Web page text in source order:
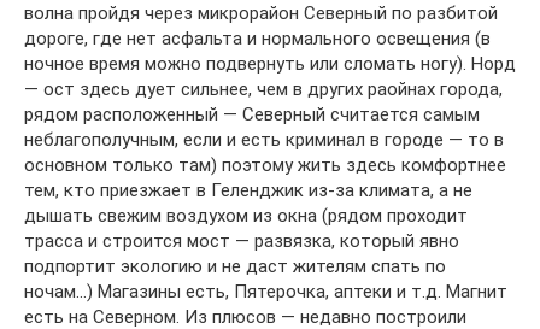
волна пройдя через микрорайон Северный по разбитой
дороге, где нет асфальта и нормального освещения (в
ночное время можно подвернуть или сломать ногу). Норд
— ост здесь дует сильнее, чем в других раойнах города,
рядом расположенный — Северный считается самым
неблагополучным, если и есть криминал в городе — то в
основном только там) поэтому жить здесь комфортнее
тем, кто приезжает в Геленджик из-за климата, а не
дышать свежим воздухом из окна (рядом проходит
трасса и строится мост — развязка, который явно
подпортит экологию и не даст жителям спать по
ночам…) Магазины есть, Пятерочка, аптеки и т.д. Магнит
есть на Северном. Из плюсов — недавно построили